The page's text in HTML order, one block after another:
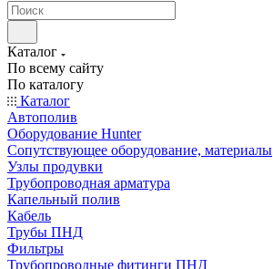
Каталог
По всему сайту
По каталогу
Каталог
Автополив
Оборудование Hunter
Сопутствующее оборудование, материалы
Узлы продувки
Трубопроводная арматура
Капельный полив
Кабель
Трубы ПНД
Фильтры
Трубопроводные фитинги ПНД